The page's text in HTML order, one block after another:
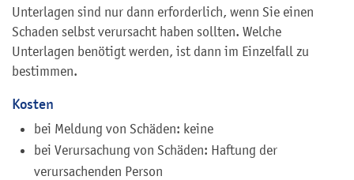
Unterlagen sind nur dann erforderlich, wenn Sie einen
Schaden selbst verursacht haben sollten. Welche
Unterlagen benötigt werden, ist dann im Einzelfall zu
bestimmen.
Kosten
bei Meldung von Schäden: keine
bei Verursachung von Schäden: Haftung der
verursachenden Person